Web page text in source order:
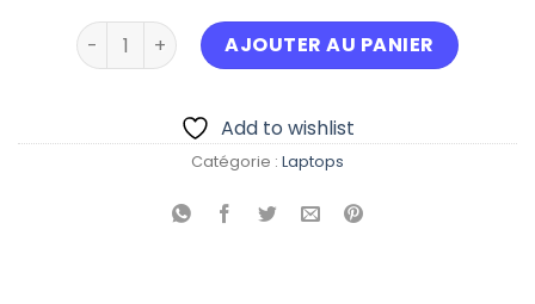
quantité de MSI GF63 i5 11eme génération H Ram
AJOUTER AU PANIER
Add to wishlist
Catégorie : Laptops